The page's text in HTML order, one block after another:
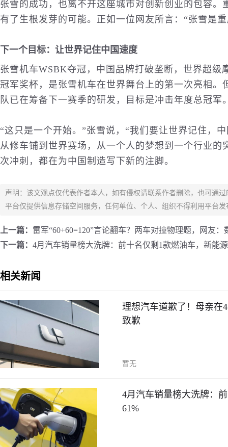
张雪的成功，也离不开这座城市对创新创业的包容
有了生根发芽的可能。正如一位网友所言：“张雪是
下一个目标：让世界记住中国速度
张雪机车WSBK夺冠，中国品牌打破垄断，世界超级
冠军奖杯，是张雪机车在世界舞台上的第一次亮相
队已在筹备下一赛季的研发，目标是冲击年度总冠军
“这只是一个开始。”张雪说，“我们要让世界记住，
从修车铺到世界赛场，从一个人的梦想到一个行业
次冲刺，都在为中国制造写下新的注脚。
声明：该文观点仅代表作者本人，如有侵权请联系作者删除，也可通
平台仅提供信息存储空间服务，任何单位、个人、组织不得利用平台
上一篇： 雷军“60+60=120”言论翻车？两车对撞物理题，网友
下一篇： 4月汽车销量榜大洗牌：前十名仅剩1款燃油车，新能
相关新闻
理想汽车道歉了！母亲在
致歉
暂无
4月汽车销量榜大洗牌：
61%